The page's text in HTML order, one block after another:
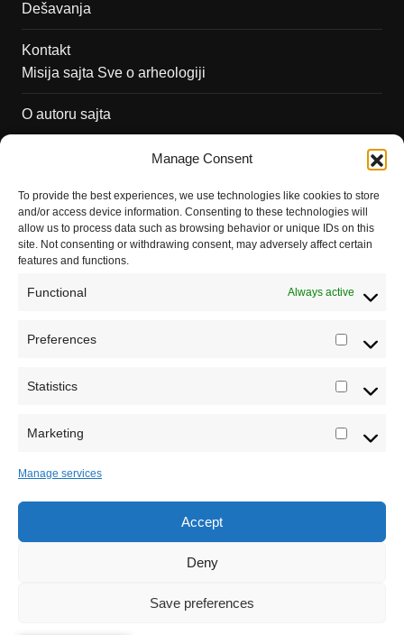
Manage Consent
To provide the best experiences, we use technologies like cookies to store
and/or access device information. Consenting to these technologies will
allow us to process data such as browsing behavior or unique IDs on this
site. Not consenting or withdrawing consent, may adversely affect certain
features and functions.
Functional Always active
Preferences
Statistics
Marketing
Manage services
Accept
Deny
Save preferences
Dešavanja
Kontakt
Misija sajta Sve o arheologiji
O autoru sajta
Saradnja
Sva prava zadržava Sve o arheologiji 2019-2026